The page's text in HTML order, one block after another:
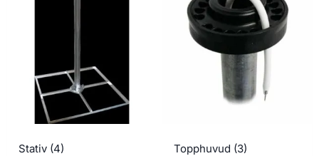
Stativ (4) Topphuvud (3)